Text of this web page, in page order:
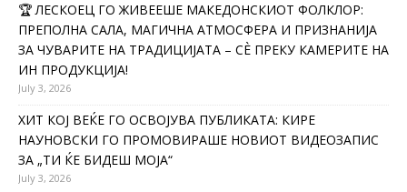
🏆 ЛЕСКОЕЦ ГО ЖИВЕЕШЕ МАКЕДОНСКИОТ ФОЛКЛОР:
ПРЕПОЛНА САЛА, МАГИЧНА АТМОСФЕРА И ПРИЗНАНИЈА
ЗА ЧУВАРИТЕ НА ТРАДИЦИЈАТА – СÈ ПРЕКУ КАМЕРИТЕ НА
ИН ПРОДУКЦИЈА!
July 3, 2026
ХИТ КОЈ ВЕЌЕ ГО ОСВОЈУВА ПУБЛИКАТА: КИРЕ
НАУНОВСКИ ГО ПРОМОВИРАШЕ НОВИОТ ВИДЕОЗАПИС
ЗА „ТИ ЌЕ БИДЕШ МОЈА“
July 3, 2026